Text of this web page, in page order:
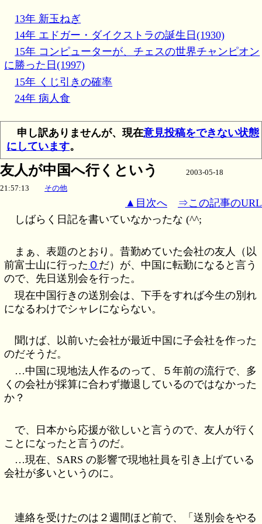
13年 新玉ねぎ
14年 エドガー・ダイクストラの誕生日(1930)
15年 コンピューターが、チェスの世界チャンピオン
に勝った日(1997)
15年 くじ引きの確率
24年 病人食
申し訳ありませんが、現在意見投稿をできない状態
にしています。
友人が中国へ行くという
2003-05-18
21:57:13 その他
▲目次へ
⇒この記事のURL
しばらく日記を書いていなかったな (^^;
まぁ、表題のとおり。昔勤めていた会社の友人（以
前富士山に行った Ｏ だ）が、中国に転勤になると言う
ので、先日送別会を行った。
現在中国行きの送別会は、下手をすれば今生の別れ
になるわけでシャレにならない。
聞けば、以前いた会社が最近中国に子会社を作った
のだそうだ。
…中国に現地法人作るのって、５年前の流行で、多
くの会社が採算に合わず撤退しているのではなかった
か？
で、日本から応援が欲しいと言うので、友人が行く
ことになったと言うのだ。
…現在、SARS の影響で現地社員を引き上げている
会社が多いというのに。
連絡を受けたのは２週間ほど前で、「送別会をやる